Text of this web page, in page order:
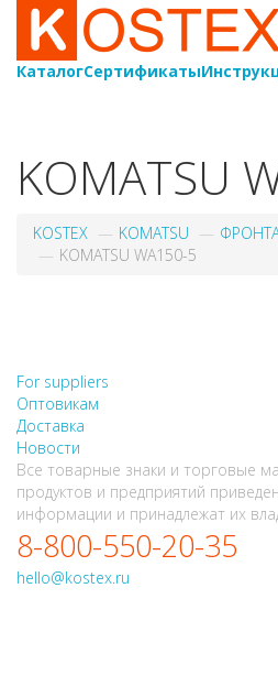
КаталогСертификаты
KOMATSU
KOSTEX KOMATSU
KOMATSU WA150-5
For suppliers
Оптовикам
Доставка
Новости
Все товарные знаки и торговые
продуктов и предприятий
информации и принадлежат их
8-800-550-20-35
hello@kostex.ru